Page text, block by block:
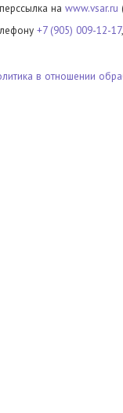
на www.vsar.ru
+7 (905) 009-12-17
в отношении